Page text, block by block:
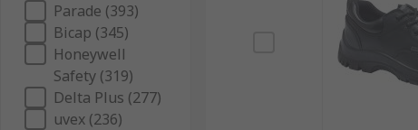
Parade (393)
Bicap (345)
Honeywell
Safety (319)
Delta Plus (277)
uvex (236)